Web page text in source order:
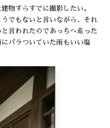
物すらすでに撮影したい。
でもないと言いながら、それ
言われたのであっちへ走った
パラついていた雨もいい塩